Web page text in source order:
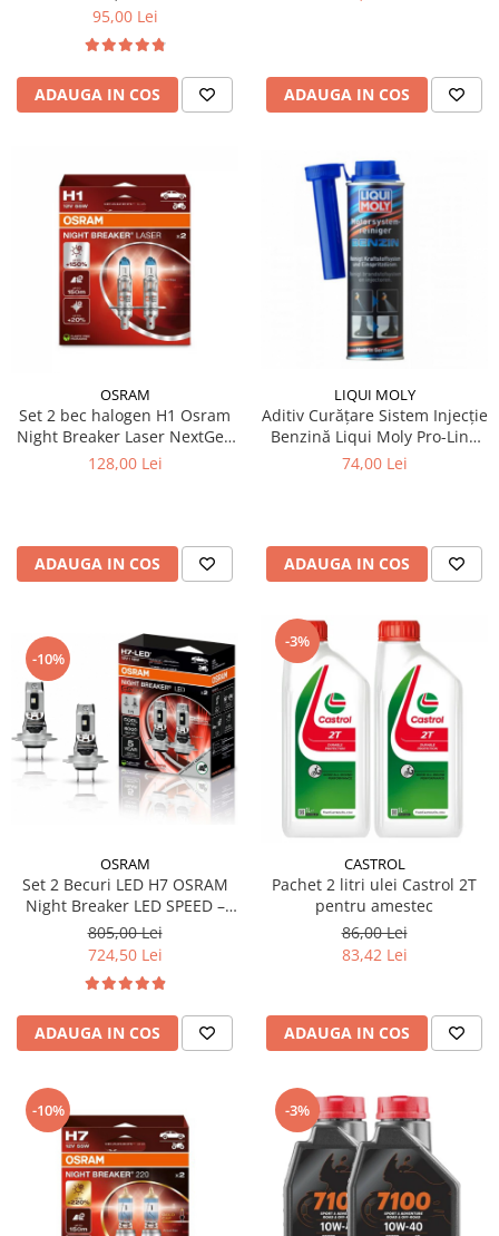
95,00 Lei
ADAUGA IN COS ADAUGA IN COS
OSRAM
Set 2 bec halogen H1 Osram
Night Breaker Laser NextGen
+150%
128,00 Lei
ADAUGA IN COS
LIQUI MOLY
Aditiv Curățare Sistem Injecție
Benzină Liqui Moly Pro-Line
(300 ml) - Tratament
74,00 Lei
ADAUGA IN COS
-10%
OSRAM
Set 2 Becuri LED H7 OSRAM
Night Breaker LED SPEED –
Street Legal, 6000K, Design
1:1, Montaj Rapid
805,00 Lei
724,50 Lei
ADAUGA IN COS
-3%
CASTROL
Pachet 2 litri ulei Castrol 2T
pentru amestec
86,00 Lei
83,42 Lei
ADAUGA IN COS
-10% -3%